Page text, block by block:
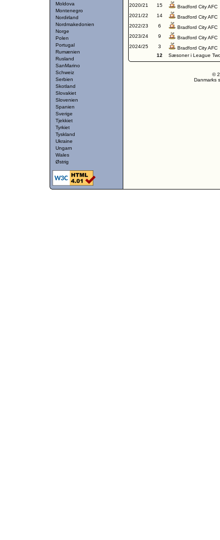
Moldova
Montenegro
Nordirland
Nordmakedonien
Norge
Polen
Portugal
Rumænien
Rusland
SanMarino
Schweiz
Serbien
Skotland
Slovakiet
Slovenien
Spanien
Sverige
Tjekkiet
Tyrkiet
Tyskland
Ukraine
Ungarn
Wales
Østrig
2020/21
15
Bradford City AFC
2021/22
14
Bradford City AFC
2022/23
6
Bradford City AFC
2023/24
9
Bradford City AFC
2024/25
3
Bradford City AFC
12
Sæsoner i League
©
Danmarks